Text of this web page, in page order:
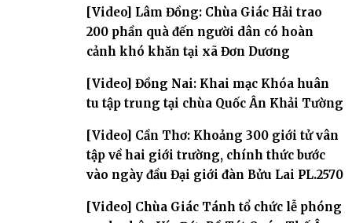
[Video] Lâm Đồng: Chùa Giác Hải trao
200 phần quà đến người dân có hoàn
cảnh khó khăn tại xã Đơn Dương
[Video] Đồng Nai: Khai mạc Khóa huân
tu tập trung tại chùa Quốc Ân Khải Tường
[Video] Cần Thơ: Khoảng 300 giới tử vân
tập về hai giới trường, chính thức bước
vào ngày đầu Đại giới đàn Bửu Lai PL.2570
[Video] Chùa Giác Tánh tổ chức lễ phóng